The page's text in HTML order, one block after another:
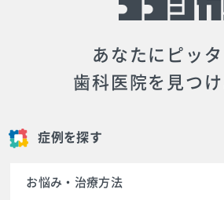
あなたにピッ
歯科医院を見つけ
症例を探す
お悩み・治療方法